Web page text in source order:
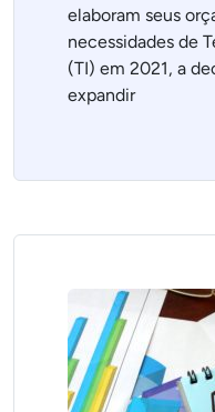
elaboram seus
necessidades de
(TI) em 2021, a
expandir